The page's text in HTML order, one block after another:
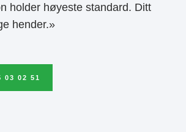
holder høyeste standard. Ditt
hender.»
03 02 51